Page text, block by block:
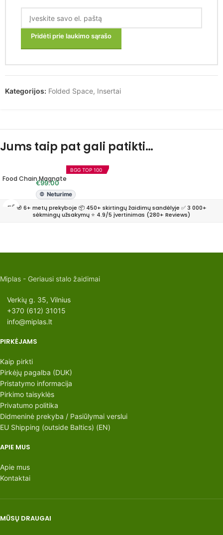
Pridėti prie laukimo sąrašo
Kategorijos: Folded Space, Insertai
Jums taip pat gali patikti…
BGG TOP 100
Food Chain Magnate
€99.00
Neturime
🧭 6+ metų prekyboje 📦 450+ skirtingų žaidimų sandėlyje ✅ 3 000+
sėkmingų užsakymų ⭐ 4.9/5 įvertinimas (280+ Reviews)
Miplas - Geriausi stalo žaidimai
Verkių g. 35, Vilnius
+370 (612) 31015
info@miplas.lt
PIRKĖJAMS
Kaip pirkti
Pirkėjų pagalba (DUK)
Pristatymo informacija
Pirkimo taisyklės
Privatumo politika
Didmeninė prekyba / Pasiūlymai verslui
EU Shipping (outside Baltics) (EN)
APIE MUS
Apie mus
Kontaktai
MŪSŲ DRAUGAI